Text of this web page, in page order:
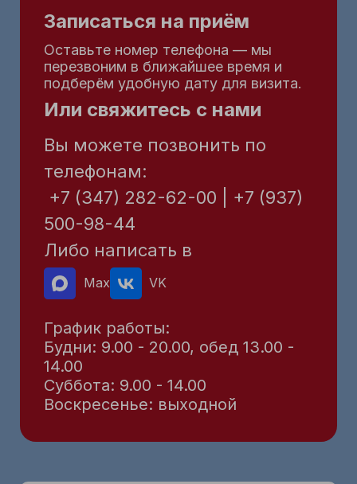
Записаться на приём
Оставьте номер телефона — мы
перезвоним в ближайшее время и
подберём удобную дату для визита.
Или свяжитесь с нами
Вы можете позвонить по
телефонам:
+7 (347) 282-62-00 | +7 (937)
500-98-44
Либо написать в
Max VK
График работы:
Будни: 9.00 - 20.00, обед 13.00 -
14.00
Суббота: 9.00 - 14.00
Воскресенье: выходной